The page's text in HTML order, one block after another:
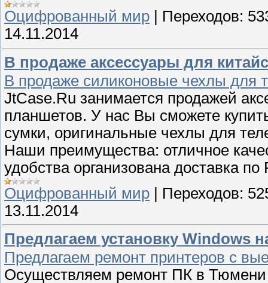
Оцифрованный мир
Переходов:
14.11.2014
В продаже аксессуары для
В продаже силиконовые чехлы для
JtCase.Ru занимается продажей
планшетов. У нас Вы сможете
сумки, оригинальные чехлы для
Наши преимущества: отличное
удобства организована доставка
Оцифрованный мир
Переходов:
13.11.2014
Предлагаем установку Windows
Предлагаем ремонт принтеров с
Осуществляем ремонт ПК в